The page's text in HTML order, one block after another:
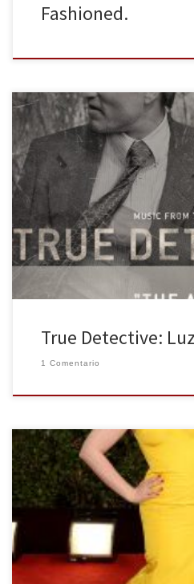
Fashioned.
Una semana después los
sobre el episodio final de la
tramas de la próxima. Una serie tan
fue Lost y con un club de fans tan
colapsaron la website de HBO.
True Detective:
1 Comentario
La antesala de los Oscar, y sobre
reunido a todo el sarao del cine y la
y muchas sorpresas. Mi quiniela ha
para los Emmy. Televisivos,
de los Globos de Oro (Golden […]